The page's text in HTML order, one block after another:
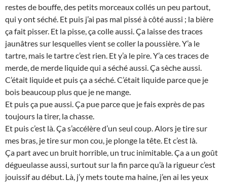
restes de bouffe, des petits morceaux collés un peu partout,
qui y ont séché. Et puis j’ai pas mal pissé à côté aussi ; la bière
ça fait pisser. Et la pisse, ça colle aussi. Ça laisse des traces
jaunâtres sur lesquelles vient se coller la poussière. Y’a le
tartre, mais le tartre c’est rien. Et y’a le pire. Y’a ces traces de
merde, de merde liquide qui a séché aussi. Ça sèche aussi.
C’était liquide et puis ça a séché. C’était liquide parce que je
bois beaucoup plus que je ne mange.
Et puis ça pue aussi. Ça pue parce que je fais exprès de pas
toujours la tirer, la chasse.
Et puis c’est là. Ça s’accélère d’un seul coup. Alors je tire sur
mes bras, je tire sur mon cou, je plonge la tête. Et c’est là.
Ça part avec un bruit horrible, un truc inimitable. Ça a un goût
dégueulasse aussi, surtout sur la fin parce qu’à la rigueur c’est
jouissif au début. Là, j’y mets toute ma haine, j’en ai les yeux